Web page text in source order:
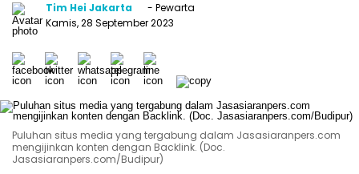
Tim Hei Jakarta
- Pewarta
Kamis, 28 September 2023
Puluhan situs media yang tergabung dalam Jasasiaranpers.com
mengijinkan konten dengan Backlink. (Doc.
Jasasiaranpers.com/Budipur)